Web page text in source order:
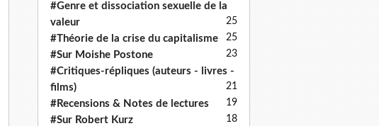
#Genre et dissociation sexuelle de la
valeur
25
#Théorie de la crise du capitalisme 25
#Sur Moishe Postone 23
#Critiques-répliques (auteurs - livres -
films)
21
#Recensions & Notes de lectures 19
#Sur Robert Kurz 18